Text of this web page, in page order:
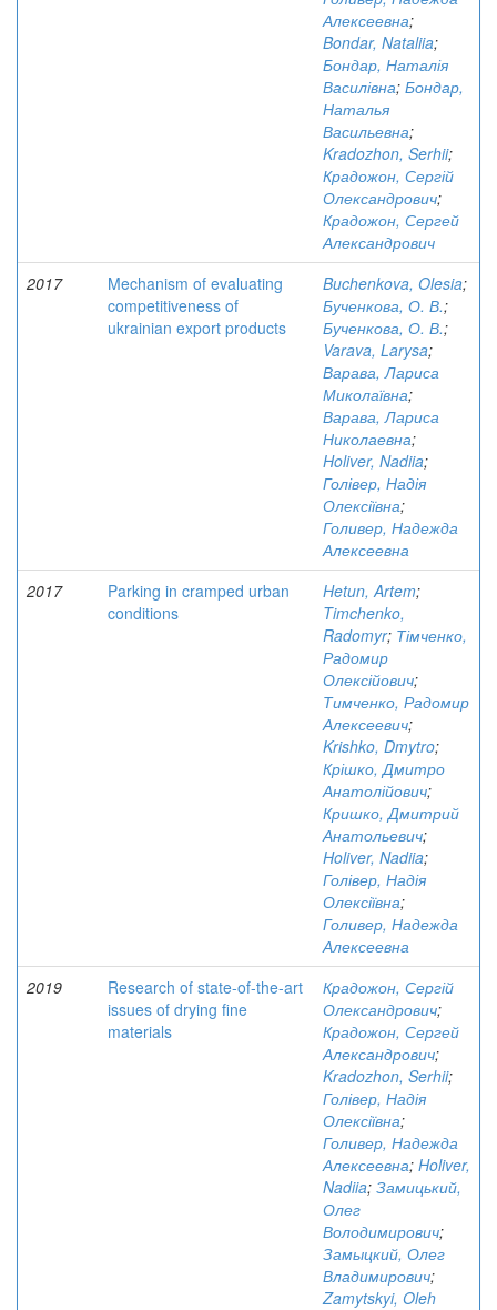
Алексеевна;
Bondar, Nataliia;
Бондар, Наталія
Василівна; Бондар,
Наталья
Васильевна;
Kradozhon, Serhii;
Крадожон, Сергій
Олександрович;
Крадожон, Сергей
Александрович
2017
Mechanism of evaluating
competitiveness of
ukrainian export products
Buchenkova, Olesia;
Бученкова, О. В.;
Бученкова, О. В.;
Varava, Larysa;
Варава, Лариса
Миколаївна;
Варава, Лариса
Николаевна;
Holiver, Nadiia;
Голівер, Надія
Олексіївна;
Голивер, Надежда
Алексеевна
2017
Parking in cramped urban
conditions
Hetun, Artem;
Timchenko,
Radomyr; Тімченко,
Радомир
Олексійович;
Тимченко, Радомир
Алексеевич;
Krishko, Dmytro;
Крішко, Дмитро
Анатолійович;
Кришко, Дмитрий
Анатольевич;
Holiver, Nadiia;
Голівер, Надія
Олексіївна;
Голивер, Надежда
Алексеевна
2019
Research of state-of-the-art
issues of drying fine
materials
Крадожон, Сергій
Олександрович;
Крадожон, Сергей
Александрович;
Kradozhon, Serhii;
Голівер, Надія
Олексіївна;
Голивер, Надежда
Алексеевна; Holiver,
Nadiia; Замицький,
Олег
Володимирович;
Замыцкий, Олег
Владимирович;
Zamytskyi, Oleh